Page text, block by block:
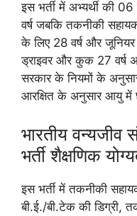
इस भर्ती में अभ्यर्थी की
वर्ष जबकि तकनीकी
के लिए 28 वर्ष और
ड्राइवर और कुक 27 वर्ष
सरकार के नियमों के
आरक्षित के अनुसार आयु में
भारतीय
भर्ती शैक्षणिक
इस भर्ती में तकनीकी
बी.ई./बी.टेक की डिग्री,